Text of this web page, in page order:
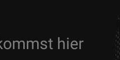
hier